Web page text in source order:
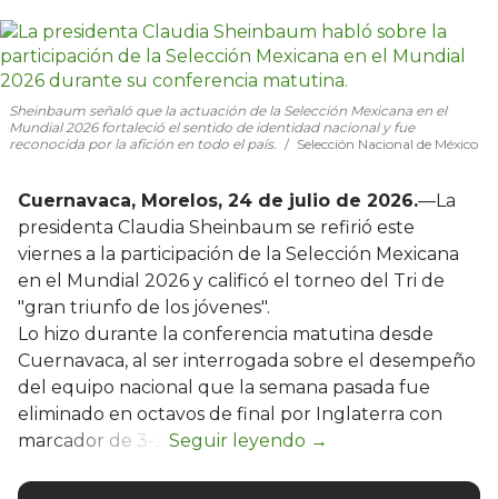
Sheinbaum señaló que la actuación de la Selección Mexicana en el
Mundial 2026 fortaleció el sentido de identidad nacional y fue
reconocida por la afición en todo el país.
Selección Nacional de México
Cuernavaca, Morelos, 24 de julio de 2026.—La
presidenta Claudia Sheinbaum se refirió este
viernes a la participación de la Selección Mexicana
en el Mundial 2026 y calificó el torneo del Tri de
"gran triunfo de los jóvenes".
Lo hizo durante la conferencia matutina desde
Cuernavaca, al ser interrogada sobre el desempeño
del equipo nacional que la semana pasada fue
eliminado en octavos de final por Inglaterra con
marcador de 3-2.